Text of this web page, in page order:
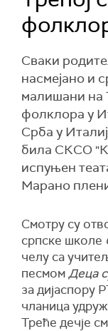
Сваки
насмејано и
малишани на
фолклора у
Срба у
била СКСО
испуњен
Марано
Смотру су
српске школе
челу са
песмомДеца
за дијаспору
чланица
Треће дечје